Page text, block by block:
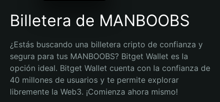
Billetera de MANBOOBS
¿Estás buscando una billetera cripto de confianza y
segura para tus MANBOOBS? Bitget Wallet es la
opción ideal. Bitget Wallet cuenta con la confianza de
40 millones de usuarios y te permite explorar
libremente la Web3. ¡Comienza ahora mismo!